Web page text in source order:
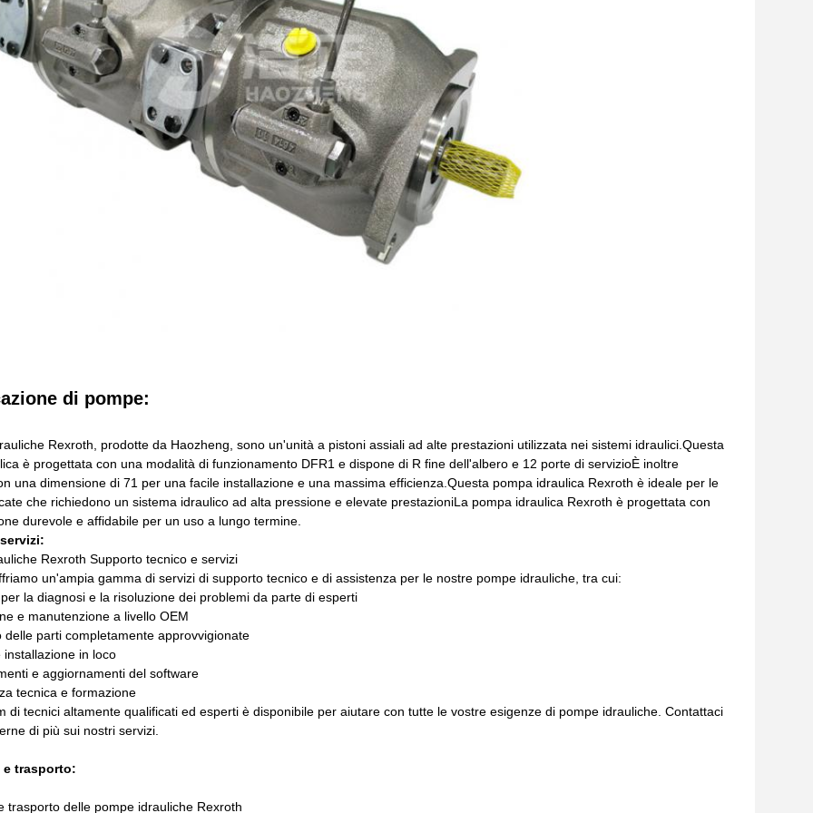
di pompe:
Rexroth, prodotte da Haozheng, sono un'unità a pistoni assiali ad alte prestazioni utilizzata nei sistemi idraulici.Questa
è progettata con una modalità di funzionamento DFR1 e dispone di R fine dell'albero e 12 porte di servizioÈ inoltre
una dimensione di 71 per una facile installazione e una massima efficienza.Questa pompa idraulica Rexroth è ideale per le
che richiedono un sistema idraulico ad alta pressione e elevate prestazioniLa pompa idraulica Rexroth è progettata con
durevole e affidabile per un uso a lungo termine.
Rexroth Supporto tecnico e servizi
un'ampia gamma di servizi di supporto tecnico e di assistenza per le nostre pompe idrauliche, tra cui:
la diagnosi e la risoluzione dei problemi da parte di esperti
e manutenzione a livello OEM
delle parti completamente approvvigionate
installazione in loco
e aggiornamenti del software
tecnica e formazione
di tecnici altamente qualificati ed esperti è disponibile per aiutare con tutte le vostre esigenze di pompe idrauliche. Contattaci
di più sui nostri servizi.
e trasporto:
trasporto delle pompe idrauliche Rexroth